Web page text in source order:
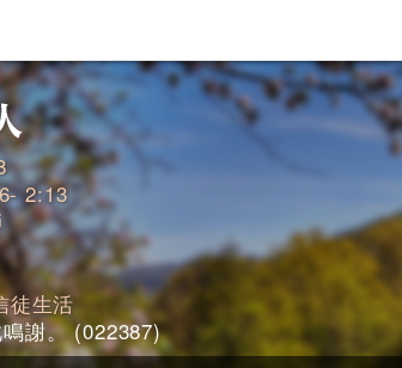
2:13
徒生活
謝。 (022387)